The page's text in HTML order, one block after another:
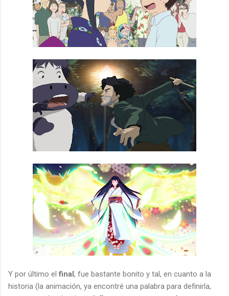
Y por último elfinal , fue bastante bonito y tal, en cuanto a la
historia (la animación, ya encontré una palabra para definirla,